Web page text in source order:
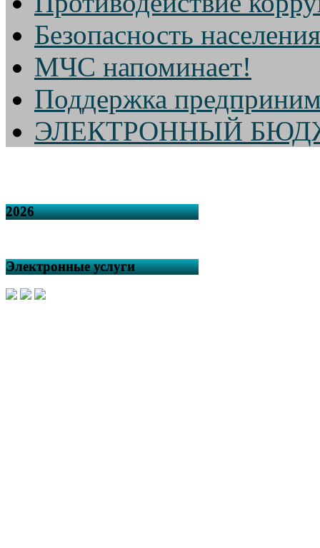
Безопасность населения
МЧС напоминает!
Поддержка
ЭЛЕКТРОННЫЙ
2026
Электронные услуги